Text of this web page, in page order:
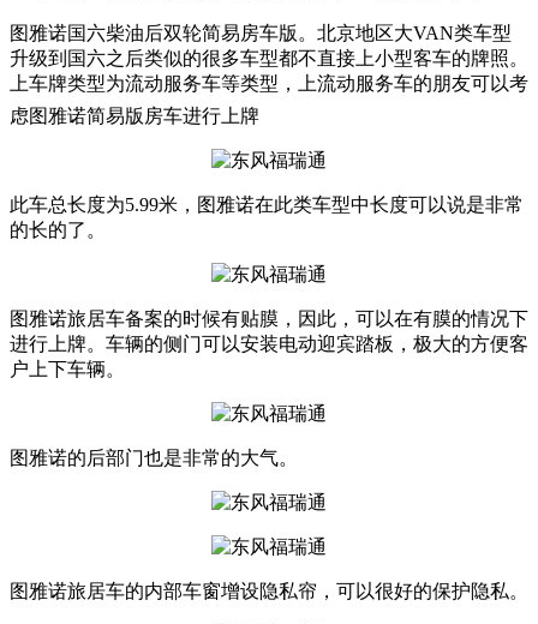
图雅诺国六柴油后双轮简易房车版。北京地区大VAN类车型
升级到国六之后类似的很多车型都不直接上小型客车的牌照。
上车牌类型为流动服务车等类型，上流动服务车的朋友可以考
虑图雅诺简易版房车进行上牌
此车总长度为5.99米，图雅诺在此类车型中长度可以说是非常
的长的了。
图雅诺旅居车备案的时候有贴膜，因此，可以在有膜的情况下
进行上牌。车辆的侧门可以安装电动迎宾踏板，极大的方便客
户上下车辆。
图雅诺的后部门也是非常的大气。
图雅诺旅居车的内部车窗增设隐私帘，可以很好的保护隐私。